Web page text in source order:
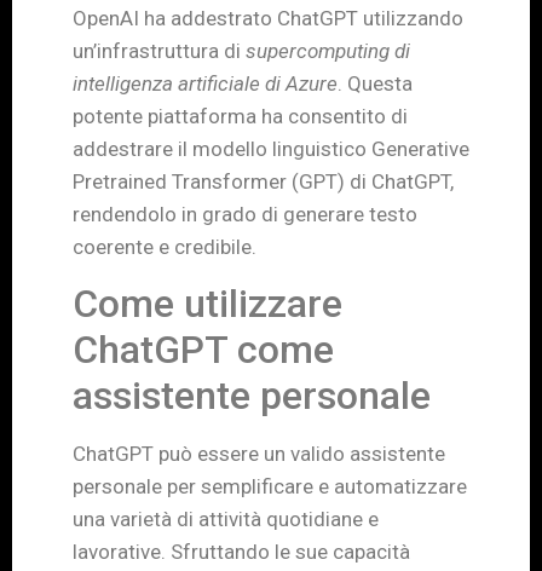
OpenAI ha addestrato ChatGPT utilizzando
un’infrastruttura di supercomputing di
intelligenza artificiale di Azure . Questa
potente piattaforma ha consentito di
addestrare il modello linguistico Generative
Pretrained Transformer (GPT) di ChatGPT,
rendendolo in grado di generare testo
coerente e credibile.
Come utilizzare
ChatGPT come
assistente personale
ChatGPT può essere un valido assistente
personale per semplificare e automatizzare
una varietà di attività quotidiane e
lavorative. Sfruttando le sue capacità